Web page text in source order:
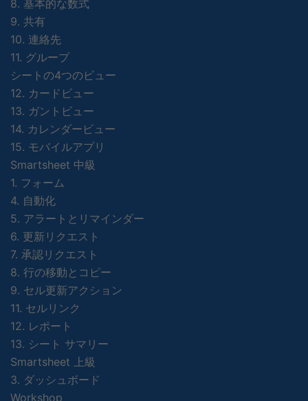
8. 基本的な数式
9. 共有
10. 連絡先
11. グループ
シートの4つのビュー
12. カードビュー
13. ガントビュー
14. カレンダービュー
15. モバイルアプリ
Smartsheet 中級
1. フォーム
4. 自動化
5. アラートとリマインダー
6. 更新リクエスト
7. 承認リクエスト
8. 行の移動とコピー
9. セル更新アクション
11. セルリンク
12. レポート
13. シート サマリー
Smartsheet 上級
3. ダッシュボード
Workshop